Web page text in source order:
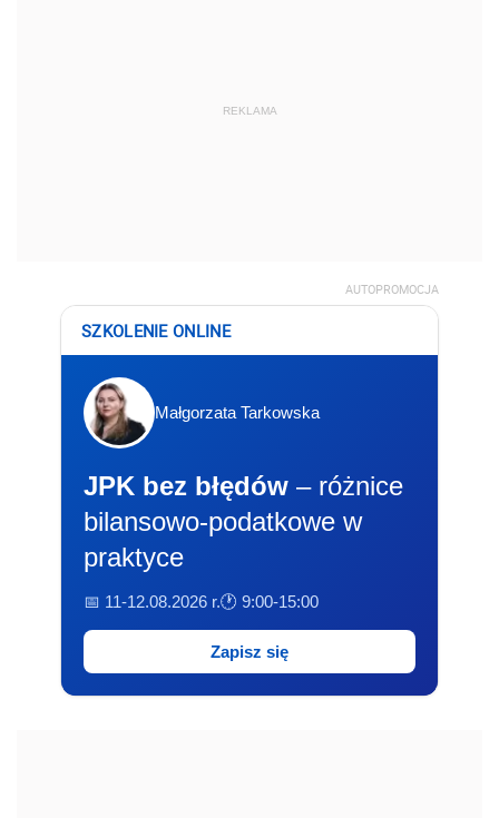
REKLAMA
AUTOPROMOCJA
SZKOLENIE ONLINE
Małgorzata Tarkowska
JPK bez błędów – różnice
bilansowo-podatkowe w
praktyce
📅 11-12.08.2026 r.🕐 9:00-15:00
Zapisz się